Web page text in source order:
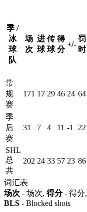
季 /
冰
球
队
场
次
进
球
传
球
得
分
+/-
罚
时
常
规
赛
171 17 29 46 24 64
季
后
赛
31 7 4 11 -1 22
SHL
总
共
202 24 33 57 23 86
词汇表
场次 - 场次, 得分- 得分,
BLS - Blocked shots